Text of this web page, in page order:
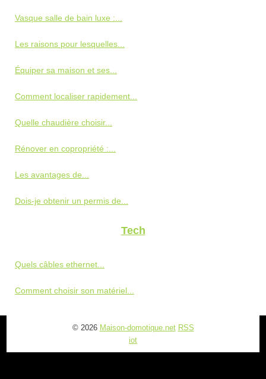
Vasque salle de bain luxe :...
Les raisons pour lesquelles...
Équiper sa maison et ses...
Comment localiser rapidement...
Quelle chaudière choisir...
Rénover en copropriété :...
Les avantages de...
Dois-je obtenir un permis de...
Tech
Quels câbles ethernet...
Comment choisir son matériel...
© 2026 Maison-domotique.net RSS
iot